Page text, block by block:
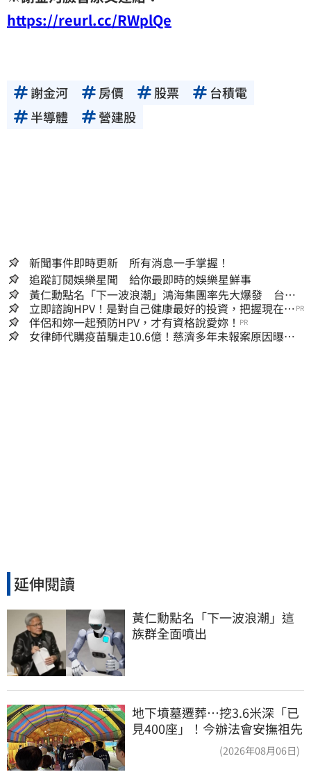
https://reurl.cc/RWplQe
謝金河 房價 股票
台積電
半導體
營建股
新聞事件即時更新 所有消息一手掌握！
追蹤訂閱娛樂星聞 給你最即時的娛樂星鮮事
黃仁勳點名「下一波浪潮」鴻海集團率先大爆發 台股
這族群全面噴出
立即諮詢HPV！是對自己健康最好的投資，把握現在不
嫌晚！
PR
伴侶和妳一起預防HPV，才有資格說愛妳！ PR
女律師代購疫苗騙走10.6億！慈濟多年未報案原因曝：
延伸閱讀
黃仁勳點名「下一波浪潮」這
族群全面噴出
地下墳墓遷葬…挖3.6米深「已
見400座」！今辦法會安撫祖先
(2026年08月06日)